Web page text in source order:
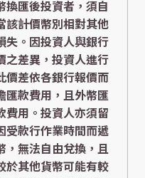
換匯後投資者，須自
該計價幣別相對其他
失。因投資人與銀行
之差異，投資人進行
價差依各銀行報價而
匯款費用，且外幣匯
費用。投資人亦須留
受款行作業時間而遞
，無法自由兌換，且
於其他貨幣可能有較